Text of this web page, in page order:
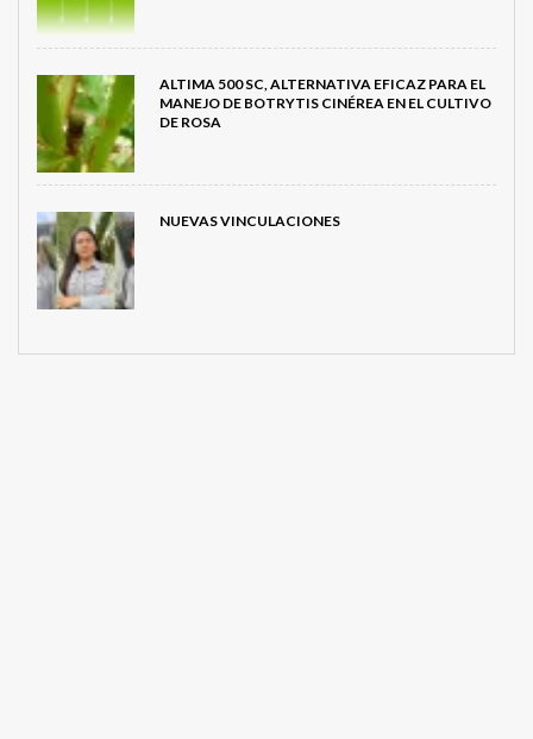
ALTIMA 500 SC, ALTERNATIVA EFICAZ PARA EL
MANEJO DE BOTRYTIS CINÉREA EN EL CULTIVO
DE ROSA
NUEVAS VINCULACIONES